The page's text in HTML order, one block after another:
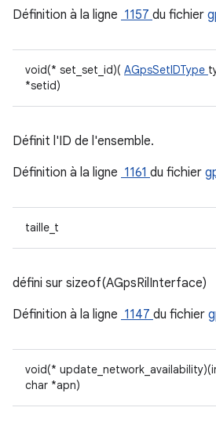
Définition à la ligne 1157 du fichier
void(* set_set_id)( AGpsSetIDType
*setid)
Définit l'ID de l'ensemble.
Définition à la ligne 1161 du fichier
taille_t
défini sur sizeof(AGpsRilInterface)
Définition à la ligne 1147 du fichier
void(*
char *apn)